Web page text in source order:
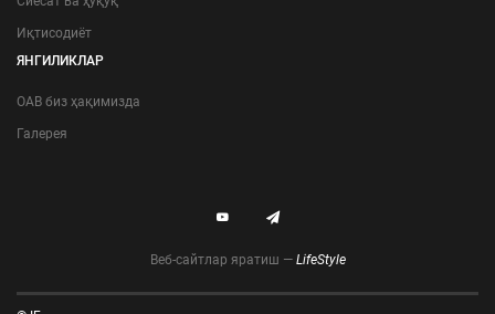
Иқтисодиёт
ЯНГИЛИКЛАР
ОАВ биз ҳақимизда
Галерея
Веб-сайтлар яратиш — LifeStyle